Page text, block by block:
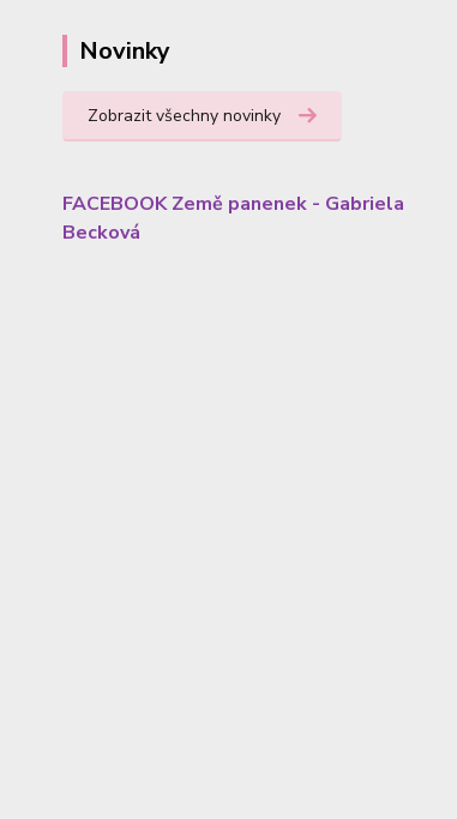
Novinky
Zobrazit všechny novinky
FACEBOOK Země panenek - Gabriela
Becková